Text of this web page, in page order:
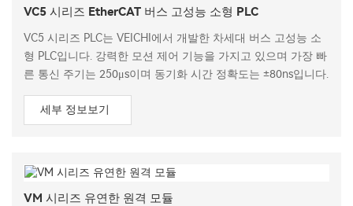
VC5 시리즈 EtherCAT 버스 고성능 소형 PLC
VC5 시리즈 PLC는 VEICHI에서 개발한 차세대 버스 고성능 소
형 PLC입니다. 강력한 모션 제어 기능을 가지고 있으며 가장 빠
른 통신 주기는 250μs이며 동기화 시간 정확도는 ±80ns입니다.
세부 정보보기
VM 시리즈 유연한 원격 모듈